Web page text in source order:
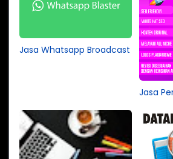
Jasa Whatsapp Broadcast
Jasa